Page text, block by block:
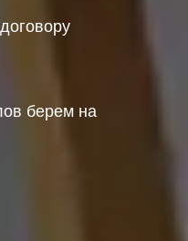
берем на